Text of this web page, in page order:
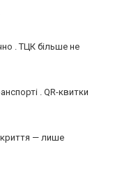
. ТЦК більше не
. QR-квитки
— лише